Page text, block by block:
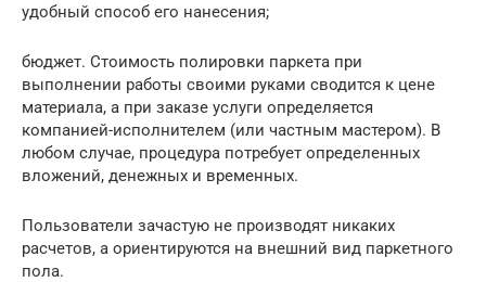
удобный способ его нанесения;
бюджет. Стоимость полировки паркета при
выполнении работы своими руками сводится к цене
материала, а при заказе услуги определяется
компанией-исполнителем (или частным мастером). В
любом случае, процедура потребует определенных
вложений, денежных и временных.
Пользователи зачастую не производят никаких
расчетов, а ориентируются на внешний вид паркетного
пола.